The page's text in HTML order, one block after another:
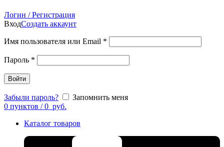
Логин / Регистрация
ВходСоздать аккаунт
Имя пользователя или Email *
Пароль *
Войти
Забыли пароль?
Запомнить меня
0 пунктов / 0 руб.
Каталог товаров